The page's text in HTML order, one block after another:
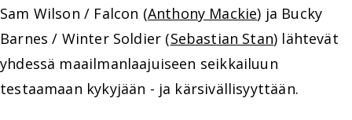
Sam Wilson / Falcon (Anthony Mackie) ja Bucky
Barnes / Winter Soldier (Sebastian Stan) lähtevät
yhdessä maailmanlaajuiseen seikkailuun
testaamaan kykyjään - ja kärsivällisyyttään.